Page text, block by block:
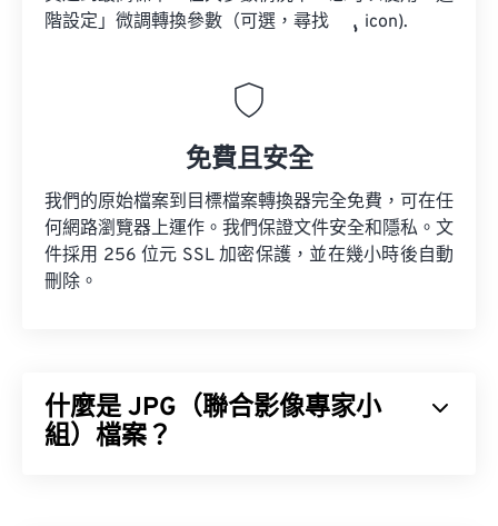
階設定」微調轉換參數（可選，尋找
icon).
免費且安全
我們的原始檔案到目標檔案轉換器完全免費，可在任
何網路瀏覽器上運作。我們保證文件安全和隱私。文
件採用 256 位元 SSL 加密保護，並在幾小時後自動
刪除。
什麼是 JPG（聯合影像專家小
組）檔案？